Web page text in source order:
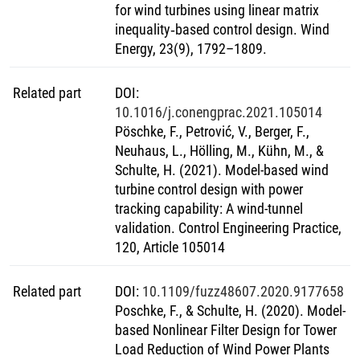
for wind turbines using linear matrix
inequality‐based control design. Wind
Energy, 23(9), 1792–1809.
Related part DOI:
10.1016/j.conengprac.2021.105014
Pöschke, F., Petrović, V., Berger, F.,
Neuhaus, L., Hölling, M., Kühn, M., &
Schulte, H. (2021). Model-based wind
turbine control design with power
tracking capability: A wind-tunnel
validation. Control Engineering Practice,
120, Article 105014
Related part DOI: 10.1109/fuzz48607.2020.9177658
Poschke, F., & Schulte, H. (2020). Model-
based Nonlinear Filter Design for Tower
Load Reduction of Wind Power Plants
Variation von Arbeitskennlinien sowie der Vorgabe von
Zieldynamiken eingebettet in einer effizienten
Reglersynthese, um den steigenden Anforderungen des